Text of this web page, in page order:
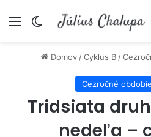
Menu Switch skin
Domov / Cyklus B /
Cezročné
Tridsiata
nedeľa –